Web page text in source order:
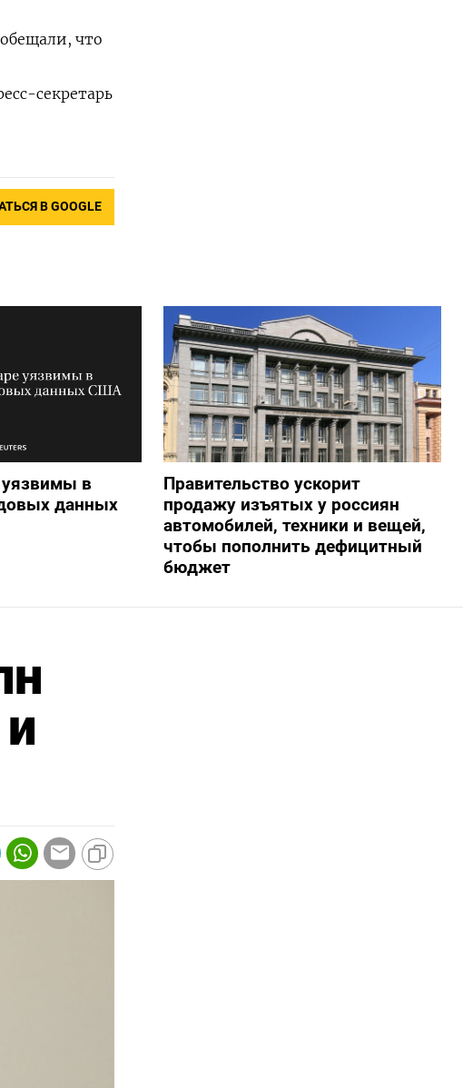
что
секретарь
В GOOGLE
в
данных
Правительство ускорит
продажу изъятых у россиян
автомобилей, техники и вещей,
чтобы пополнить дефицитный
бюджет